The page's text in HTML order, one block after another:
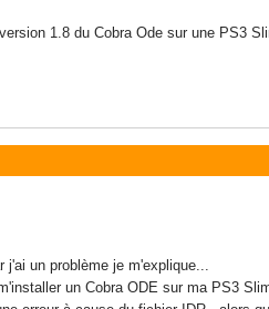
1.8 du Cobra Ode sur une PS3
un problème je m'explique...
un Cobra ODE sur ma PS3